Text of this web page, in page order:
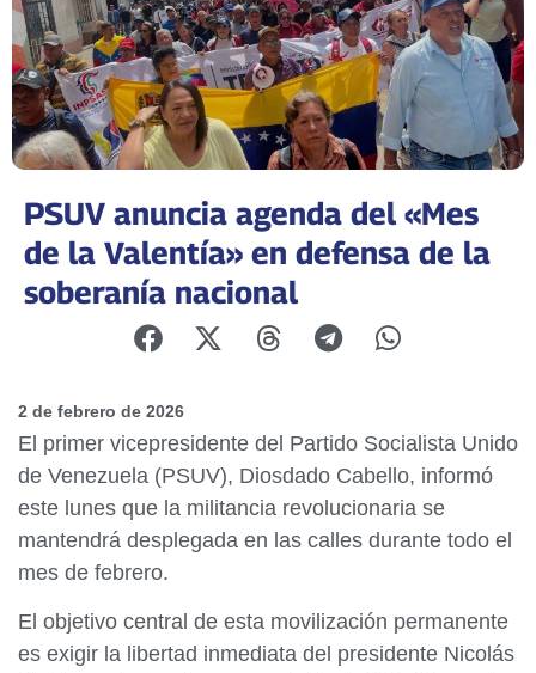
PSUV anuncia agenda del «Mes
de la Valentía» en defensa de la
soberanía nacional
2 de febrero de 2026
El primer vicepresidente del Partido Socialista Unido
de Venezuela (PSUV), Diosdado Cabello, informó
este lunes que la militancia revolucionaria se
mantendrá desplegada en las calles durante todo el
mes de febrero.
El objetivo central de esta movilización permanente
es exigir la libertad inmediata del presidente Nicolás